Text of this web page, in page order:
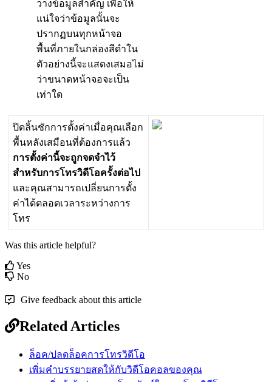
วางขอมลสคญ เพอให
แนใจวาขอมลนนจะ
ปรากฏบนทกหนาจอ
พนทภายในกลองสดใน
ตวอยางนจะแสดงเสมอไม
วาขนาดหนาจอจะเปน
เทาใด
ปดลนชกการตงคาเมอคณเลอก
พนหลงเสมอนทตองการแลว
การตงคานจะถกจดจไว
สหรบการโทรวดโอครงตอไป
และคณสามารถเปลยนการตง
คาไดตลอดเวลาระหวางการ
โทร
Was this article helpful?
Yes
No
Give feedback about this article
Related Articles
ล็อค/ปลดล็อคการโทรวิดีโอ
เพิ่มคำบรรยายสดให้กับวิดีโอคอลของคุณ